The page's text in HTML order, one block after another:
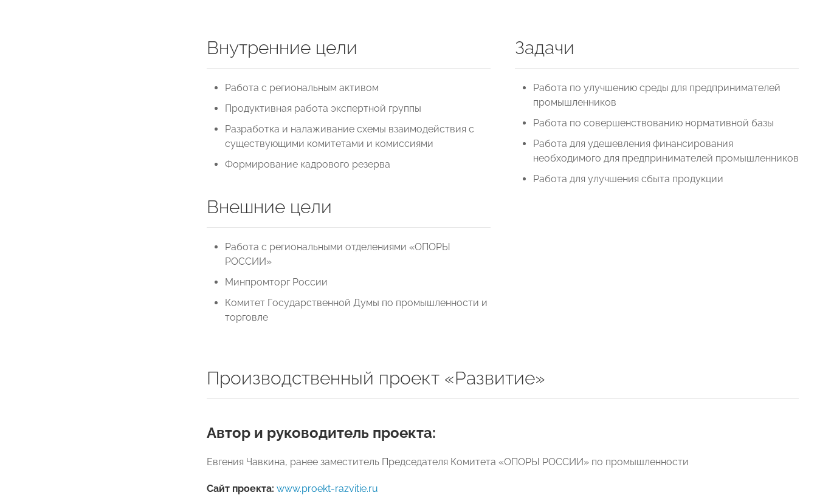
Внутренние цели
Работа с региональным активом
Продуктивная работа экспертной группы
Разработка и налаживание схемы взаимодействия с
существующими комитетами и комиссиями
Формирование кадрового резерва
Внешние цели
Работа с региональными отделениями «ОПОРЫ
РОССИИ»
Минпромторг России
Комитет Государственной Думы по промышленности и
торговле
Задачи
Работа по улучшению среды для предпринимателей
промышленников
Работа по совершенствованию нормативной базы
Работа для удешевления финансирования
необходимого для предпринимателей промышленников
Работа для улучшения сбыта продукции
Производственный проект «Развитие»
Автор и руководитель проекта:
Евгения Чавкина, ранее заместитель Председателя Комитета «ОПОРЫ РОССИИ» по промышленности
Сайт проекта: www.proekt-razvitie.ru